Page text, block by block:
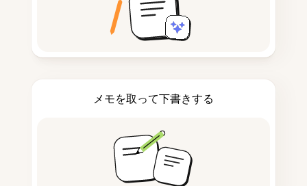
メモを取って下書きする